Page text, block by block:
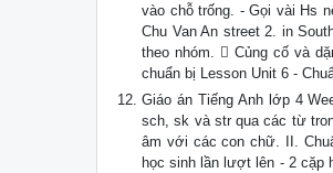
vào chỗ trống. - Gọi vài Hs
Chu Van An street 2. in
theo nhóm.  Củng cố và
chuẩn bị Lesson Unit 6 -
Giáo án Tiếng Anh lớp 4
sch, sk và str qua các từ
âm với các con chữ. II.
học sinh lần lượt lên - 2 cặp